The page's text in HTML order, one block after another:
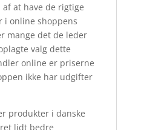
at have de rigtige
i online shoppens
mange det de leder
valg dette
online er priserne
ikke har udgifter
produkter i danske
lidt bedre